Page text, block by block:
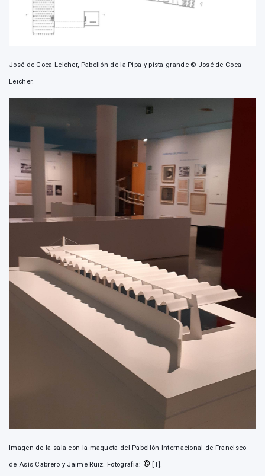
José de Coca Leicher, Pabellón de la Pipa y pista grande © José de Coca
Leicher.
Imagen de la sala con la maqueta del Pabellón Internacional de Francisco
de Asís Cabrero y Jaime Ruiz. Fotografía: © [T].